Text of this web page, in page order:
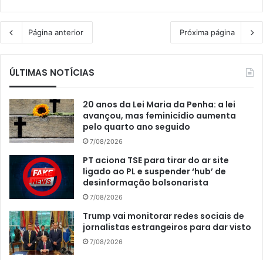
Página anterior Próxima página
ÚLTIMAS NOTÍCIAS
20 anos da Lei Maria da Penha: a lei
avançou, mas feminicídio aumenta
pelo quarto ano seguido
7/08/2026
PT aciona TSE para tirar do ar site
ligado ao PL e suspender ‘hub’ de
desinformação bolsonarista
7/08/2026
Trump vai monitorar redes sociais de
jornalistas estrangeiros para dar visto
7/08/2026